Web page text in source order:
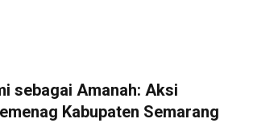
sebagai Amanah: Aksi
Kabupaten Semarang